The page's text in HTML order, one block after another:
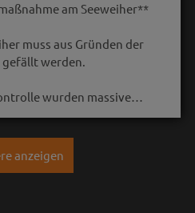
am Seeweiher**
muss aus Gründen der
werden.
wurden massive…
anzeigen